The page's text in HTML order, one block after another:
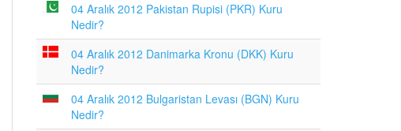
04 Aralık 2012 Pakistan Rupisi (PKR) Kuru
Nedir?
04 Aralık 2012 Danimarka Kronu (DKK) Kuru
Nedir?
04 Aralık 2012 Bulgaristan Levası (BGN) Kuru
Nedir?